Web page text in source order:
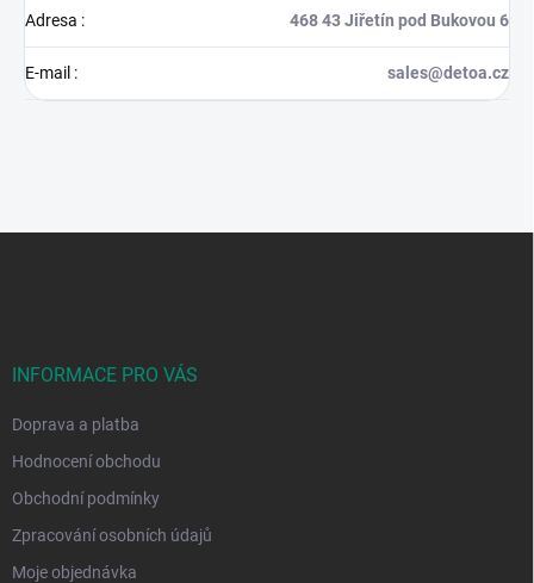
Adresa : 468 43 Jiřetín pod Bukovou 6
E-mail : sales@detoa.cz
INFORMACE PRO VÁS
Doprava a platba
Hodnocení obchodu
Obchodní podmínky
Zpracování osobních údajů
Moje objednávka